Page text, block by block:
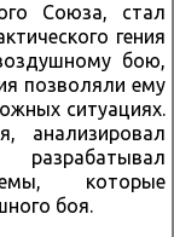
Союза, стал
гения
бою,
позволяли ему
ситуациях.
анализировал
которые
боя.